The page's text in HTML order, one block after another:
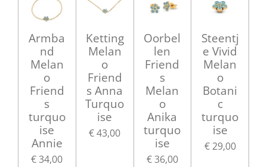
Armba
nd
Melan
o
Friend
s
turquo
ise
Annie
€ 34,00
Ketting
Melan
o
Friend
s Anna
Turquo
ise
€ 43,00
Oorbel
len
Friend
s
Melan
o
Anika
turquo
ise
€ 36,00
Steentj
e Vivid
Melan
o
Botani
c
turquo
ise
€ 29,00